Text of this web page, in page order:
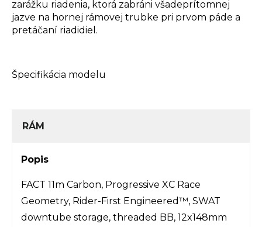
zarážku riadenia, ktorá zabráni všadeprítomnej
jazve na hornej rámovej trubke pri prvom páde a
pretáčaní riadidiel.
Špecifikácia modelu
RÁM
Popis
FACT 11m Carbon, Progressive XC Race
Geometry, Rider-First Engineered™, SWAT
downtube storage, threaded BB, 12x148mm